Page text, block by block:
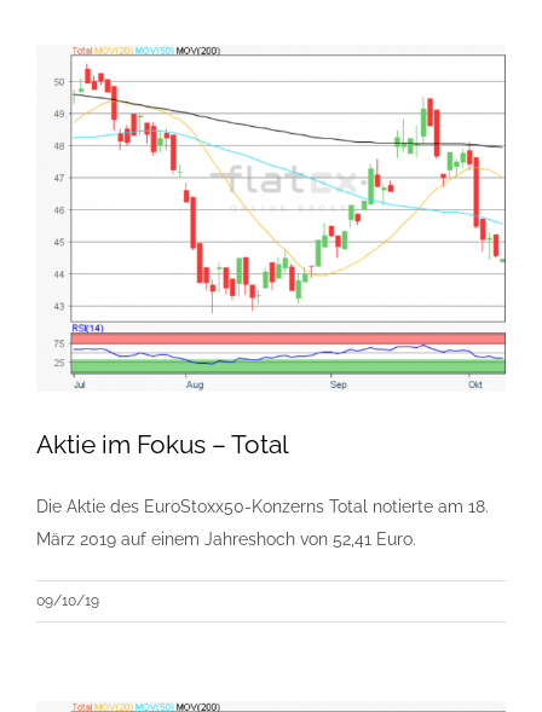
Aktie im Fokus – Total
Die Aktie des EuroStoxx50-Konzerns Total notierte am 18.
März 2019 auf einem Jahreshoch von 52,41 Euro.
09/10/19